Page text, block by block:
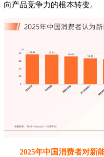
向产品竞争力的根本转变。
2025年中国消费者对新